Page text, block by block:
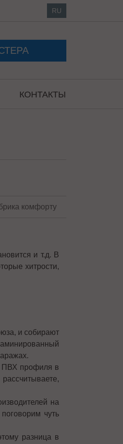
RU
КОНТАКТЫ
комфорту
и т.д. В
хитрости,
и собирают
ПВХ профиля в
на
чуть
разница в